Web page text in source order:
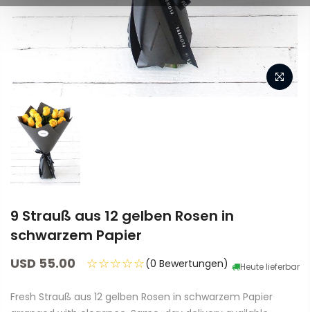
9 Strauß aus 12 gelben Rosen in
schwarzem Papier
USD 55.00 Heute lieferbar
☆☆☆☆☆(0 Bewertungen)
Fresh Strauß aus 12 gelben Rosen in schwarzem Papier